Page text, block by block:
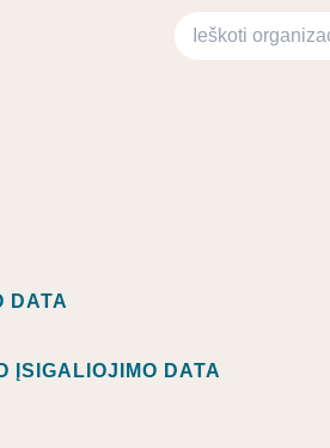
Ieškoti organizacijų
DATA
ĮSIGALIOJIMO DATA